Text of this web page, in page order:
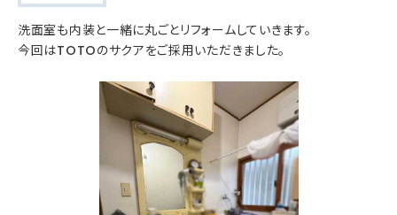
洗面室も内装と一緒に丸ごとリフォームしていきます。
今回はTOTOのサクアをご採用いただきました。